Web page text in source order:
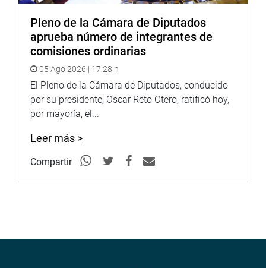
https://www.facebook.com/congresodelarepublicadelperu?
fref=tsTwitter:https://twitter.com/congresoperu
https://twitter.com/congresoperu>
Youtube:http://www.youtube.com/congresoperu
http://www.youtube.com/congresoperu
Soundcloud:
https://soundcloud.com/radiocongreso >
Sistema de Archivo Fotográfico (SAF):
http://www4.congreso.gob.pe/fotografia.asp
Pleno de la Cámara de Diputados
aprueba número de integrantes de
comisiones ordinarias
05 Ago 2026 | 17:28 h
El Pleno de la Cámara de Diputados, conducido
por su presidente, Oscar Reto Otero, ratificó hoy,
por mayoría, el...
Leer más >
Compartir